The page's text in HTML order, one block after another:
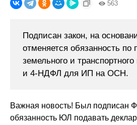
563
Подписан закон, на
отменяется обязанность по
земельного и
и 4-НДФЛ для ИП на ОСН.
Важная новость! Был подписан
обязанность ЮЛ подавать